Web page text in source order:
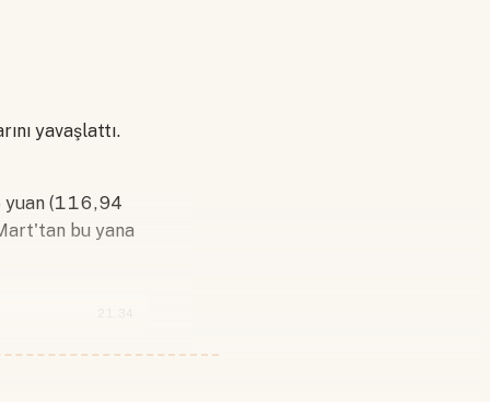
yavaşlattı.
yuan (116,94
bu yana